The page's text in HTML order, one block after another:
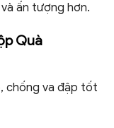
ấn tượng hơn.
Quà
chống va đập tốt